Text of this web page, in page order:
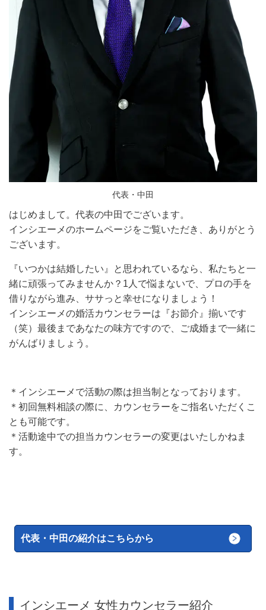
代表・中田
はじめまして。代表の中田でございます。
インシエーメのホームページをご覧いただき、ありがとう
ございます。
『いつかは結婚したい』と思われているなら、私たちと一
緒に頑張ってみませんか？1人で悩まないで、プロの手を
借りながら進み、ササっと幸せになりましょう！
インシエーメの婚活カウンセラーは『お節介』揃いです
（笑）最後まであなたの味方ですので、ご成婚まで一緒に
がんばりましょう。
＊インシエーメで活動の際は担当制となっております。
＊初回無料相談の際に、カウンセラーをご指名いただくこ
とも可能です。
＊活動途中での担当カウンセラーの変更はいたしかねま
す。
代表・中田の紹介はこちらから
インシエーメ 女性カウンセラー紹介